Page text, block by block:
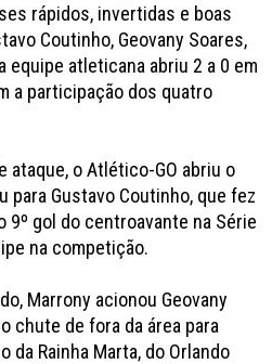
rápidos, invertidas e boas
Coutinho, Geovany Soares,
equipe atleticana abriu 2 a 0 em
a participação dos quatro
ataque, o Atlético-GO abriu o
para Gustavo Coutinho, que fez
9º gol do centroavante na Série
na competição.
Marrony acionou Geovany
chute de fora da área para
da Rainha Marta, do Orlando